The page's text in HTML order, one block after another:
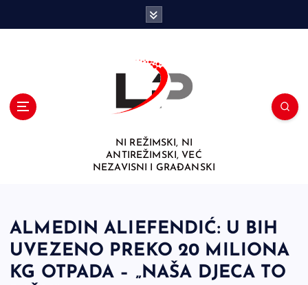
NI REŽIMSKI, NI
ANTIREŽIMSKI, VEĆ
NEZAVISNI I GRAĐANSKI
ALMEDIN ALIEFENDIĆ: U BIH
UVEZENO PREKO 20 MILIONA
KG OTPADA – „NAŠA DJECA TO